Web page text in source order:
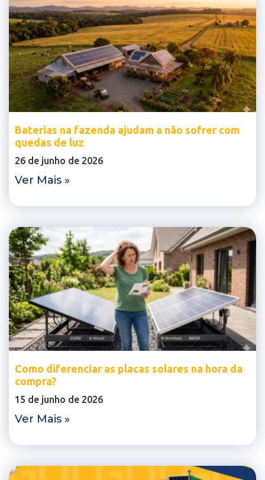
Baterias na fazenda ajudam a não sofrer com
quedas de luz
26 de junho de 2026
Ver Mais »
Como diferenciar as placas solares na hora da
compra?
15 de junho de 2026
Ver Mais »